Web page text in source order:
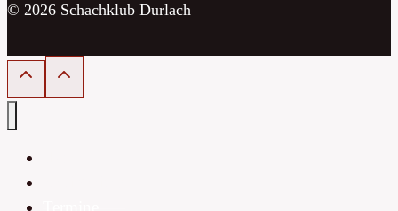
© 2026 Schachklub Durlach